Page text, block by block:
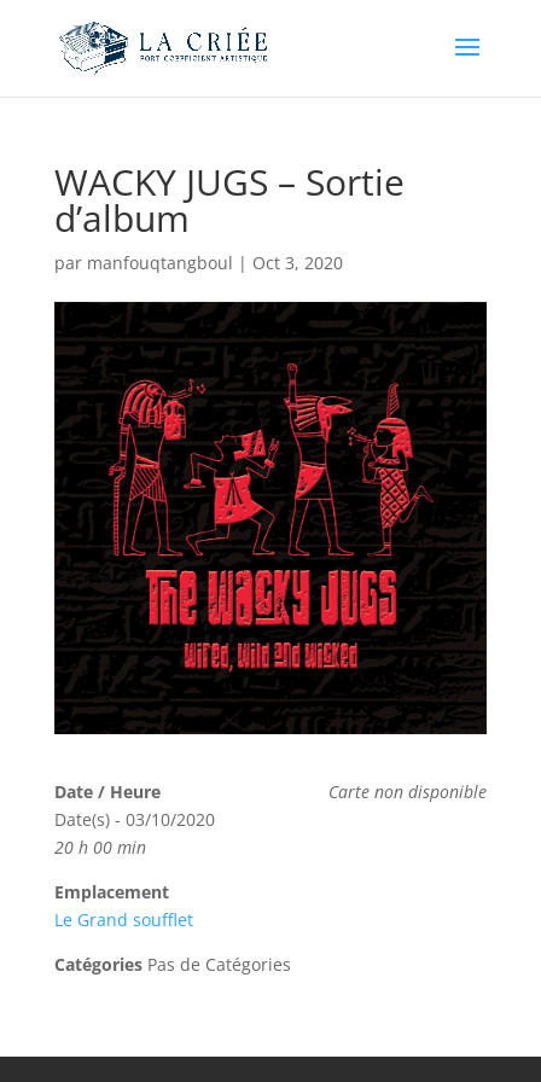
WACKY JUGS – Sortie
d’album
par manfouqtangboul | Oct 3, 2020
Carte non disponible
Date / Heure
Date(s) - 03/10/2020
20 h 00 min
Emplacement
Le Grand soufflet
CatégoriesPas de Catégories